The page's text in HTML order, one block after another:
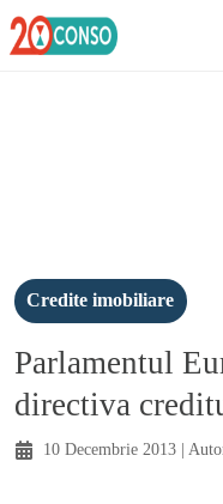
Credite imobiliare
Parlamentul
directiva
10 Decembrie 2013 |